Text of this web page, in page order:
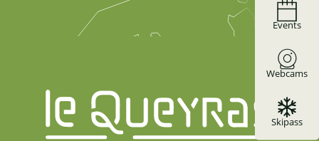
Events
Webcams
Skipass